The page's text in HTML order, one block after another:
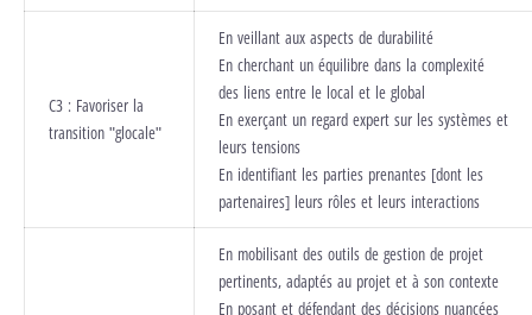
C3 : Favoriser la
transition "glocale"
En veillant aux aspects de durabilité
En cherchant un équilibre dans la complexité
des liens entre le local et le global
En exerçant un regard expert sur les systèmes et
leurs tensions
En identifiant les parties prenantes [dont les
partenaires] leurs rôles et leurs interactions
En mobilisant des outils de gestion de projet
pertinents, adaptés au projet et à son contexte
En posant et défendant des décisions nuancées